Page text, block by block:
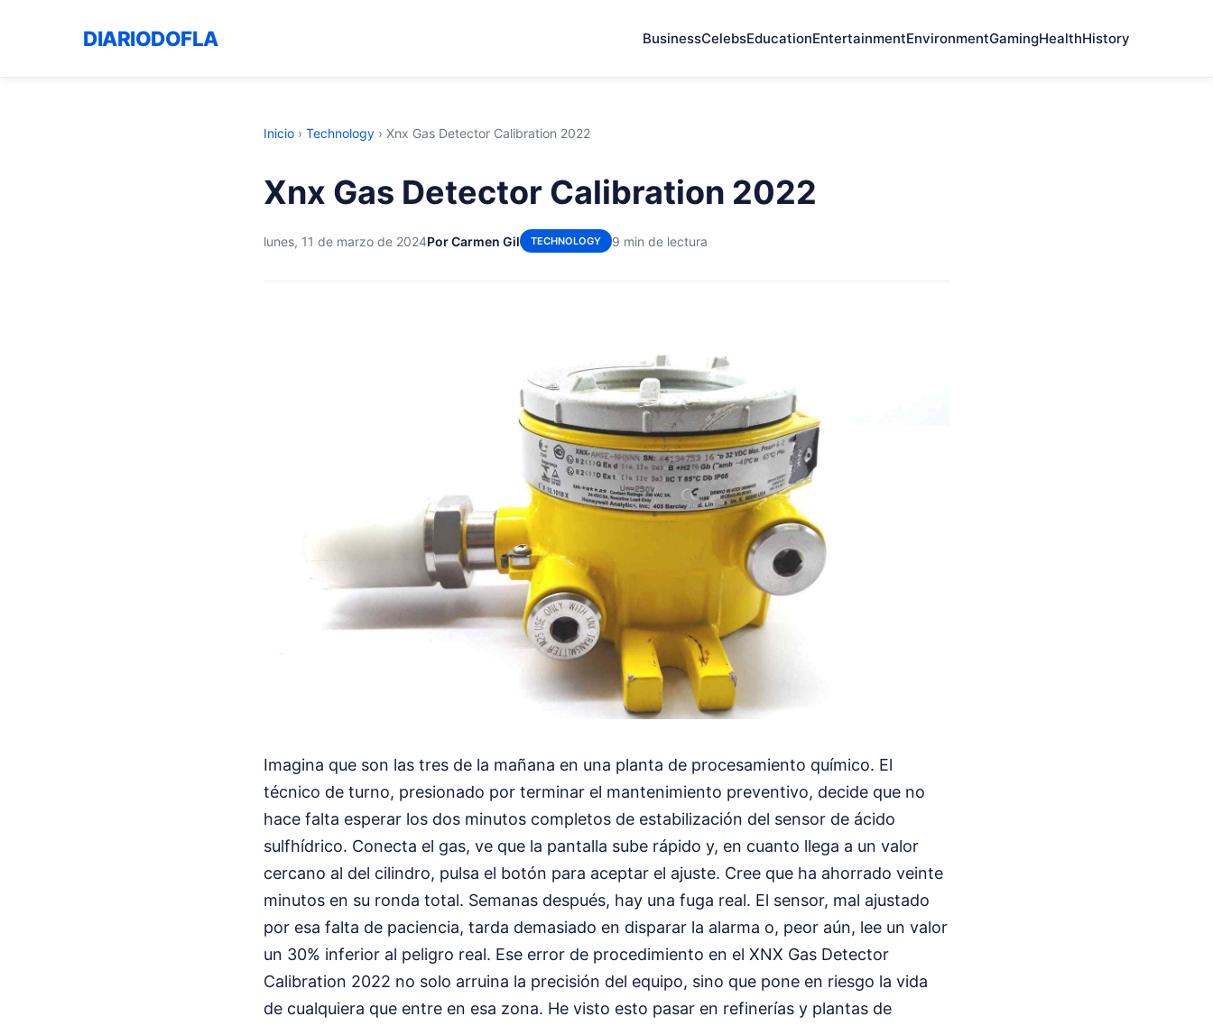
DIARIODOFLA BusinessCelebsEducationEntertainmentEnvironmentGamingHealthHistory
Inicio › Technology › Xnx Gas Detector Calibration 2022
Xnx Gas Detector Calibration 2022
lunes, 11 de marzo de 2024Por Carmen Gil TECHNOLOGY 9 min de lectura
Imagina que son las tres de la mañana en una planta de procesamiento químico. El
técnico de turno, presionado por terminar el mantenimiento preventivo, decide que no
hace falta esperar los dos minutos completos de estabilización del sensor de ácido
sulfhídrico. Conecta el gas, ve que la pantalla sube rápido y, en cuanto llega a un valor
cercano al del cilindro, pulsa el botón para aceptar el ajuste. Cree que ha ahorrado veinte
minutos en su ronda total. Semanas después, hay una fuga real. El sensor, mal ajustado
por esa falta de paciencia, tarda demasiado en disparar la alarma o, peor aún, lee un valor
un 30% inferior al peligro real. Ese error de procedimiento en el XNX Gas Detector
Calibration 2022 no solo arruina la precisión del equipo, sino que pone en riesgo la vida
de cualquiera que entre en esa zona. He visto esto pasar en refinerías y plantas de